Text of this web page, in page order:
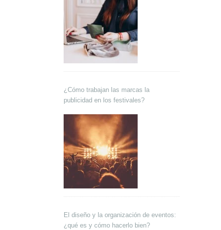
¿Cómo trabajan las marcas la
publicidad en los festivales?
El diseño y la organización de eventos:
¿qué es y cómo hacerlo bien?